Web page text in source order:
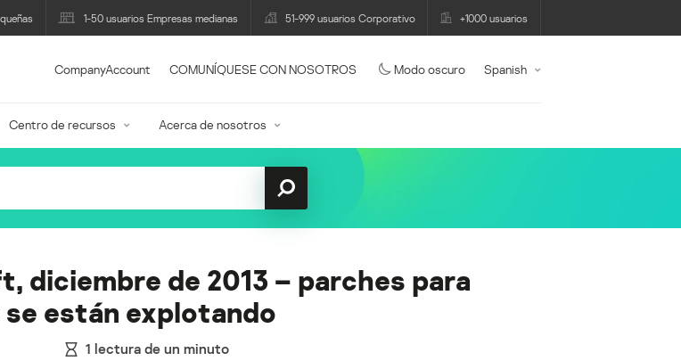
1-50 usuarios Empresas medianas 51-999 usuarios Corporativo +1000 usuarios
CompanyAccount COMUNÍQUESE CON NOSOTROS Modo oscuro Spanish
Centro de recursos Acerca de nosotros
diciembre de 2013 – parches para
se están explotando
1 lectura de un minuto